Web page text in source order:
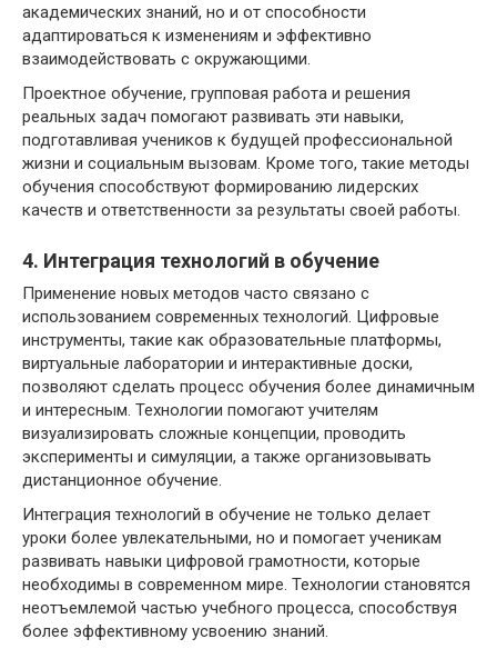
академических знаний, но и от способности
адаптироваться к изменениям и эффективно
взаимодействовать с окружающими.
Проектное обучение, групповая работа и решения
реальных задач помогают развивать эти навыки,
подготавливая учеников к будущей профессиональной
жизни и социальным вызовам. Кроме того, такие методы
обучения способствуют формированию лидерских
качеств и ответственности за результаты своей работы.
4. Интеграция технологий в обучение
Применение новых методов часто связано с
использованием современных технологий. Цифровые
инструменты, такие как образовательные платформы,
виртуальные лаборатории и интерактивные доски,
позволяют сделать процесс обучения более динамичным
и интересным. Технологии помогают учителям
визуализировать сложные концепции, проводить
эксперименты и симуляции, а также организовывать
дистанционное обучение.
Интеграция технологий в обучение не только делает
уроки более увлекательными, но и помогает ученикам
развивать навыки цифровой грамотности, которые
необходимы в современном мире. Технологии становятся
неотъемлемой частью учебного процесса, способствуя
более эффективному усвоению знаний.